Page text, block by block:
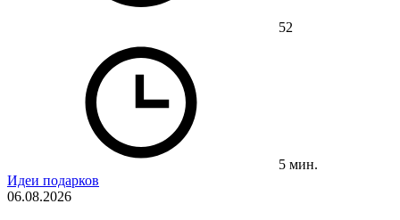
52
5 мин.
Идеи подарков
06.08.2026